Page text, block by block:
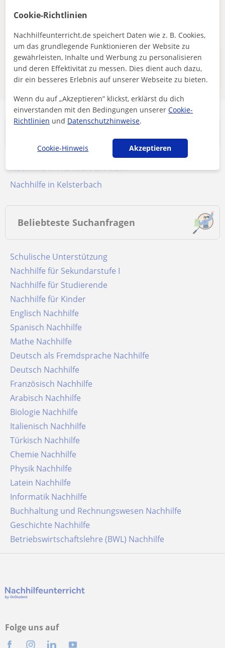
neue Lehrkräfte verfügbar sind.
Diese Online-Lehrkräfte für spanisch
könnten für dich interessant sein
Nachhilfe in Frankfurt am Main
Nachhilfe in Kelsterbach
Beliebteste Suchanfragen
Schulische Unterstützung
Nachhilfe für Sekundarstufe I
Nachhilfe für Studierende
Nachhilfe für Kinder
Englisch Nachhilfe
Spanisch Nachhilfe
Mathe Nachhilfe
Deutsch als Fremdsprache Nachhilfe
Deutsch Nachhilfe
Französisch Nachhilfe
Arabisch Nachhilfe
Biologie Nachhilfe
Italienisch Nachhilfe
Türkisch Nachhilfe
Chemie Nachhilfe
Physik Nachhilfe
Latein Nachhilfe
Informatik Nachhilfe
Buchhaltung und Rechnungswesen Nachhilfe
Geschichte Nachhilfe
Betriebswirtschaftslehre (BWL) Nachhilfe
Folge uns auf
Cookie-Richtlinien
Nachhilfeunterricht.de speichert Daten wie z. B. Cookies,
um das grundlegende Funktionieren der Website zu
gewährleisten, Inhalte und Werbung zu personalisieren
und deren Effektivität zu messen. Dies dient auch dazu,
dir ein besseres Erlebnis auf unserer Webseite zu bieten.
Wenn du auf „Akzeptieren” klickst, erklärst du dich
einverstanden mit den Bedingungen unsererCookie-
Richtlinien und Datenschutzhinweise.
Cookie-Hinweis Akzeptieren